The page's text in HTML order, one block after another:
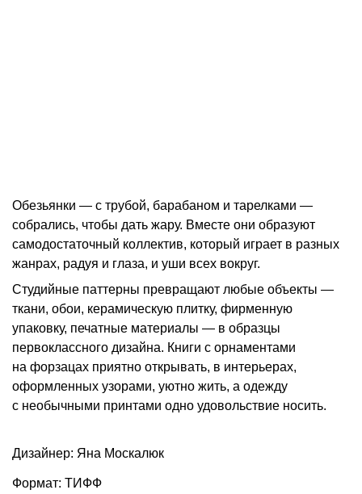
Обезьянки — с трубой, барабаном и тарелками —
собрались, чтобы дать жару. Вместе они образуют
самодостаточный коллектив, который играет в разных
жанрах, радуя и глаза, и уши всех вокруг.
Студийные паттерны превращают любые объекты —
ткани, обои, керамическую плитку, фирменную
упаковку, печатные материалы — в образцы
первоклассного дизайна. Книги с орнаментами
на форзацах приятно открывать, в интерьерах,
оформленных узорами, уютно жить, а одежду
с необычными принтами одно удовольствие носить.
Дизайнер: Яна Москалюк
Формат: ТИФФ